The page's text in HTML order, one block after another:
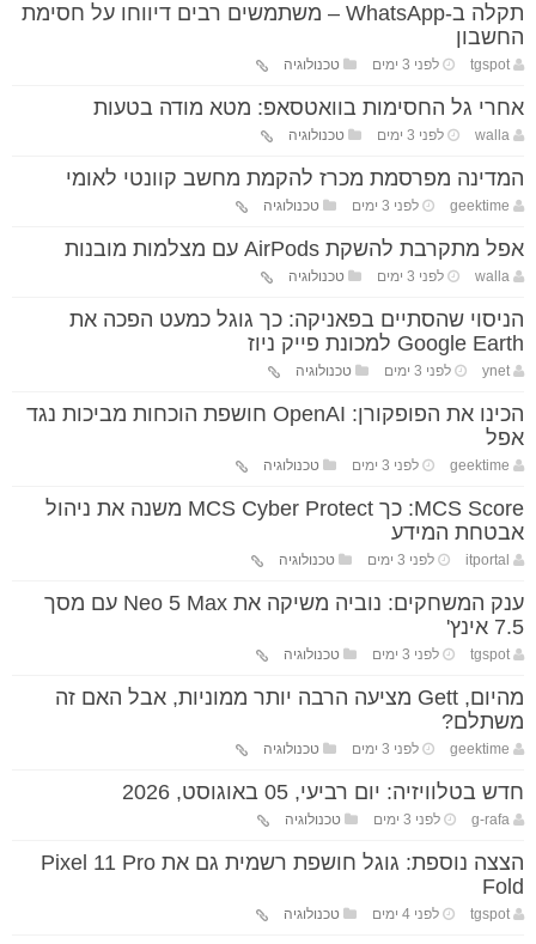
תקלה ב-WhatsApp – משתמשים רבים דיווחו על חסימת
החשבון
tgspot לפני 3 ימים טכנולוגיה
אחרי גל החסימות בוואטסאפ: מטא מודה בטעות
walla לפני 3 ימים טכנולוגיה
המדינה מפרסמת מכרז להקמת מחשב קוונטי לאומי
geektime לפני 3 ימים טכנולוגיה
אפל מתקרבת להשקת AirPods עם מצלמות מובנות
walla לפני 3 ימים טכנולוגיה
הניסוי שהסתיים בפאניקה: כך גוגל כמעט הפכה את
Google Earth למכונת פייק ניוז
ynet לפני 3 ימים טכנולוגיה
הכינו את הפופקורן: OpenAI חושפת הוכחות מביכות נגד
אפל
geektime לפני 3 ימים טכנולוגיה
MCS Score: כך MCS Cyber Protect משנה את ניהול
אבטחת המידע
itportal לפני 3 ימים טכנולוגיה
ענק המשחקים: נוביה משיקה את Neo 5 Max עם מסך
7.5 אינץ'
tgspot לפני 3 ימים טכנולוגיה
מהיום, Gett מציעה הרבה יותר ממוניות, אבל האם זה
משתלם?
geektime לפני 3 ימים טכנולוגיה
חדש בטלוויזיה: יום רביעי, 05 באוגוסט, 2026
g-rafa לפני 3 ימים טכנולוגיה
הצצה נוספת: גוגל חושפת רשמית גם את Pixel 11 Pro
Fold
tgspot לפני 4 ימים טכנולוגיה